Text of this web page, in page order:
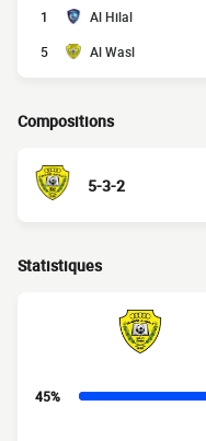
1 Al Hilal
5
Al Wasl
Compositions
5-3-2
Statistiques
45%